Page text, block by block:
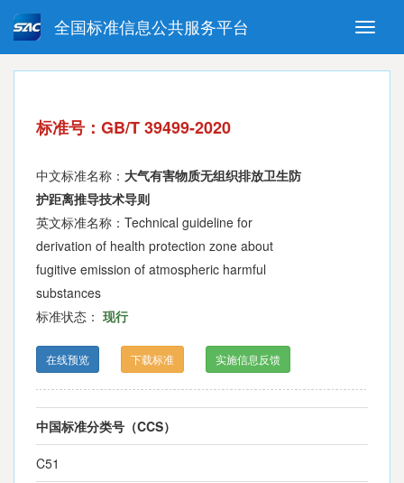
Toggle
全国标准信息公共服务平台
强制性国家标准 推荐性国家标准
指导性技术文件 (National standards in foreign
标准号：GB/T 39499-2020
中文标准名称： 大气有害物质无组织排放卫生防
护距离推导技术导则
英文标准名称：Technical guideline for
derivation of health protection zone about
fugitive emission of atmospheric harmful
substances
标准状态： 现行
在线预览 下载标准 实施信息反馈
中国标准分类号（CCS）
C51